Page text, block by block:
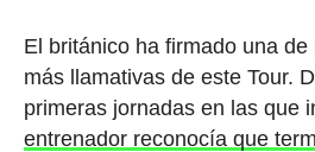
El británico ha firmado una
más llamativas de este Tour.
primeras jornadas en las que
entrenador reconocía que